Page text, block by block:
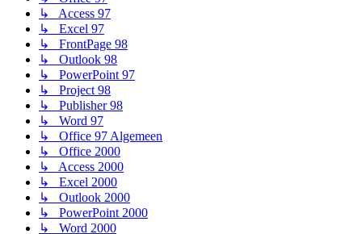
↳ Access 97
↳ Excel 97
↳ FrontPage 98
↳ Outlook 98
↳ PowerPoint 97
↳ Project 98
↳ Publisher 98
↳ Word 97
↳ Office 97 Algemeen
↳ Office 2000
↳ Access 2000
↳ Excel 2000
↳ Outlook 2000
↳ PowerPoint 2000
↳ Word 2000